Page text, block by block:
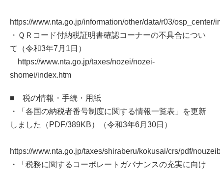
https://www.nta.go.jp/information/other/data/r03/osp_center/
・ＱＲコード付納税証明書確認コーナーの不具合につい
て（令和3年7月1日）
https://www.nta.go.jp/taxes/nozei/nozei-
shomei/index.htm
■ 税の情報・手続・用紙
・「各国の納税者番号制度に関する情報一覧表」を更新
しました（PDF/389KB）（令和3年6月30日）
https://www.nta.go.jp/taxes/shiraberu/kokusai/crs/pdf/
・「税務に関するコーポレートガバナンスの充実に向け